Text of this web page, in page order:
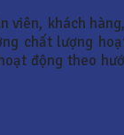
khách
chất lượng
động theo